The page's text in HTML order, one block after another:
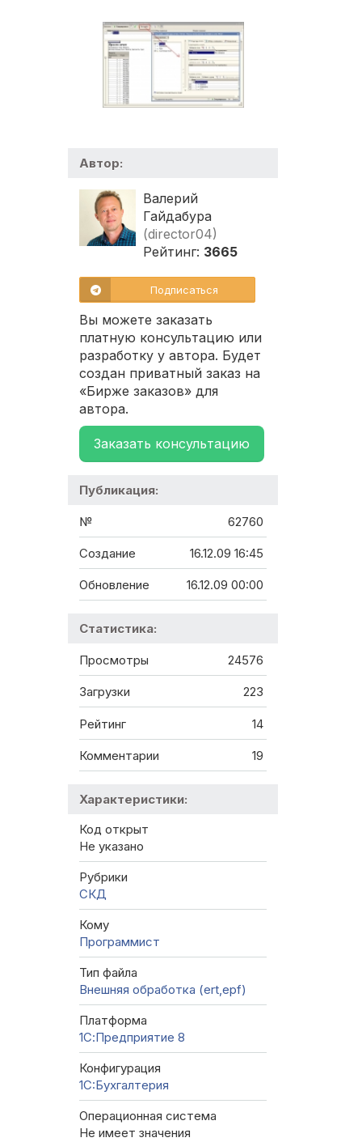
Автор:
Валерий
Гайдабура
(director04)
Рейтинг: 3665
Подписаться
Вы можете заказать
платную консультацию или
разработку у автора. Будет
создан приватный заказ на
«Бирже заказов» для
автора.
Заказать консультацию
Публикация:
№ 62760
Создание 16.12.09 16:45
Обновление 16.12.09 00:00
Статистика:
Просмотры 24576
Загрузки 223
Рейтинг 14
Комментарии 19
Характеристики:
Код открыт
Не указано
Рубрики
СКД
Кому
Программист
Тип файла
Внешняя обработка (ert,epf)
Платформа
1С:Предприятие 8
Конфигурация
1C:Бухгалтерия
Операционная система
Не имеет значения